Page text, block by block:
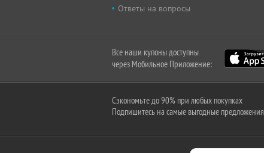
Ответы на вопросы
Все наши купоны доступны
через Мобильное Приложение:
Сэкономьте до 90% при любых покупках
Подпишитесь на самые выгодные предложения